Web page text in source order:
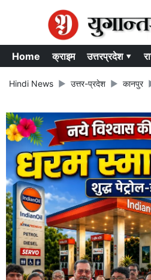
Home क्राइम उत्तरप्रदेश ▾
Hindi News उत्तर-प्रदेश कानपुर